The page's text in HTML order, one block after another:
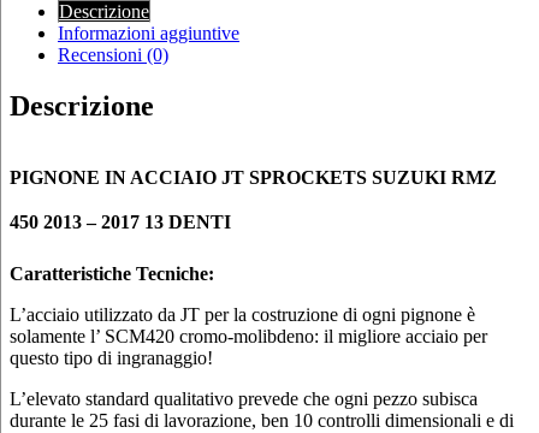
DENTI
Descrizione
Informazioni aggiuntive
Recensioni (0)
Descrizione
PIGNONE IN ACCIAIO JT SPROCKETS SUZUKI RMZ
450 2013 – 2017 13 DENTI
Caratteristiche Tecniche:
L’acciaio utilizzato da JT per la costruzione di ogni pignone è
solamente l’ SCM420 cromo-molibdeno: il migliore acciaio per
questo tipo di ingranaggio!
L’elevato standard qualitativo prevede che ogni pezzo subisca
durante le 25 fasi di lavorazione, ben 10 controlli dimensionali e di